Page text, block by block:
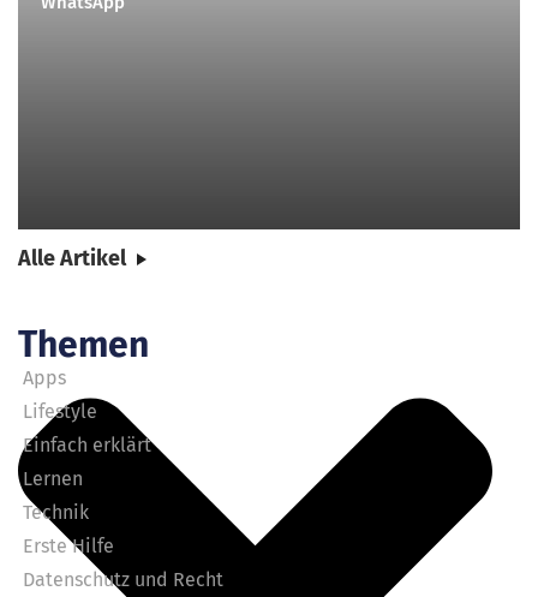
Alle Artikel
Themen
Apps
Lifestyle
Einfach erklärt
Lernen
Technik
Erste Hilfe
Datenschutz und Recht